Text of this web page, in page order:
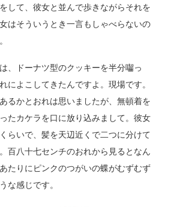
して、彼女と並んで歩きながらそれを
はそういうとき一言もしゃべらないの
、ドーナツ型のクッキーを半分囓っ
によこしてきたんですよ。現場です。
るかとおれは思いましたが、無頓着を
たカケラを口に放り込みまして。彼女
らいで、髪を天辺近くで二つに分けて
百八十七センチのおれから見るとなん
たりにピンクのつがいの蝶がむずむず
な感じです。